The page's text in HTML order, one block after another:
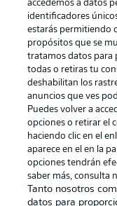
Publicidad
Gestionar las
Canales
Jugadores
accedemos a datos
identificadores
estarás permitiendo
propósitos que se
tratamos datos para
todas o retiras tu
deshabilitan los
anuncios que ves
Puedes volver a
opciones o retirar el
haciendo clic en el
aparece en el en la
opciones tendrán
saber más, consulta
Tanto nosotros
datos para